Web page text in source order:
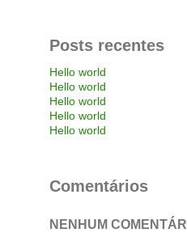
Posts recentes
Hello world
Hello world
Hello world
Hello world
Hello world
Comentários
NENHUM